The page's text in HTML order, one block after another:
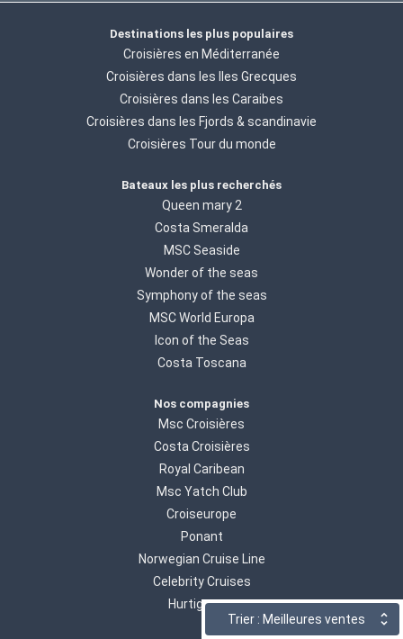
Trier : Meilleures ventes
Destinations les plus populaires
Croisières en Méditerranée
Croisières dans les Iles Grecques
Croisières dans les Caraibes
Croisières dans les Fjords & scandinavie
Croisières Tour du monde
Bateaux les plus recherchés
Queen mary 2
Costa Smeralda
MSC Seaside
Wonder of the seas
Symphony of the seas
MSC World Europa
Icon of the Seas
Costa Toscana
Nos compagnies
Msc Croisières
Costa Croisières
Royal Caribean
Msc Yatch Club
Croiseurope
Ponant
Norwegian Cruise Line
Celebrity Cruises
Hurtigruten